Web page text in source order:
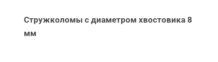
Стружколомы с диаметром хвостовика 8
мм